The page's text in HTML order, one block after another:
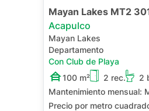
Mayan Lakes MT2
Acapulco
Mayan Lakes
Departamento
Con Club de Playa
100 m²
2 rec. 2
Mantenimiento mensual:
Precio por metro